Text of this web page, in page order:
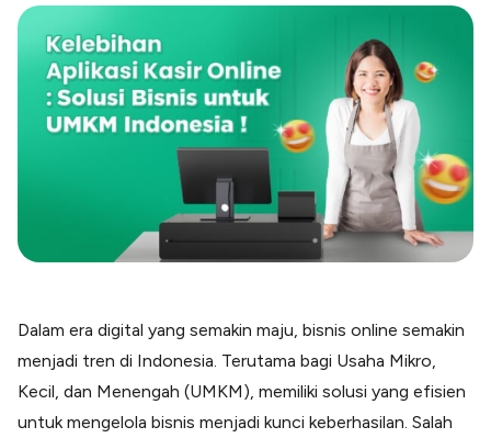
Kartu Kredit Bisnis
Paper Card
Satu kartu untuk bisnis & personal
Paper Horizon
Kartu korporat expense terlengkap
Kelola Pembayaran Termin Proyek
Health & Beauty
Terima Pembayaran Instan Dan CC
Blog
Dalam era digital yang semakin maju, bisnis online semakin
menjadi tren di Indonesia. Terutama bagi Usaha Mikro,
Kecil, dan Menengah (UMKM), memiliki solusi yang efisien
untuk mengelola bisnis menjadi kunci keberhasilan. Salah